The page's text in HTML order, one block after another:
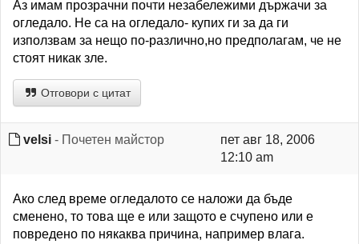
Аз имам прозрачни почти незабележими държачи за
огледало. Не са на огледало- купих ги за да ги
използвам за нещо по-различно,но предполагам, че не
стоят никак зле.
Отговори с цитат
velsi - Почетен майстор
пет авг 18, 2006
12:10 am
Ако след време огледалото се наложи да бъде
сменено, то това ще е или защото е счупено или е
повредено по някаква причина, например влага.